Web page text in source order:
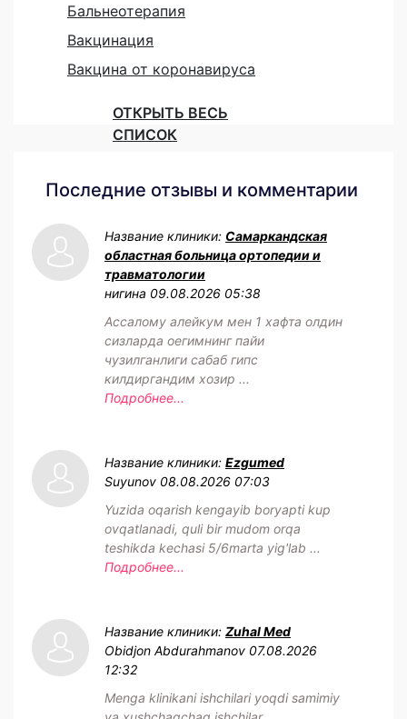
Бальнеотерапия
Вакцинация
Вакцина от коронавируса
ОТКРЫТЬ ВЕСЬ
СПИСОК
Последние отзывы и комментарии
Название клиники: Самаркандская
областная больница ортопедии и
травматологии
нигина 09.08.2026 05:38
Ассалому алейкум мен 1 хафта олдин
сизларда оегимнинг пайи
чузилганлиги сабаб гипс
килдиргандим хозир ...
Подробнее...
Название клиники: Ezgumed
Suyunov 08.08.2026 07:03
Yuzida oqarish kengayib boryapti kup
ovqatlanadi, quli bir mudom orqa
teshikda kechasi 5/6marta yig'lab ...
Подробнее...
Название клиники: Zuhal Med
Obidjon Abdurahmanov 07.08.2026
12:32
Menga klinikani ishchilari yoqdi samimiy